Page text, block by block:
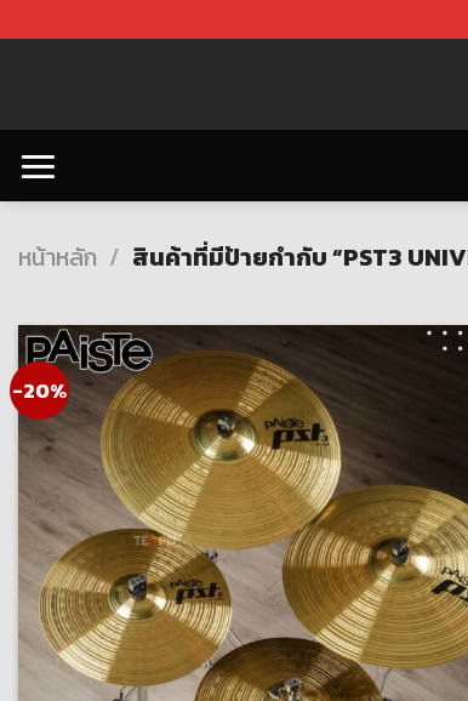
to
หน้าหลัก / สินค้าที่มีป้ายกำกับ “PST3
-20%